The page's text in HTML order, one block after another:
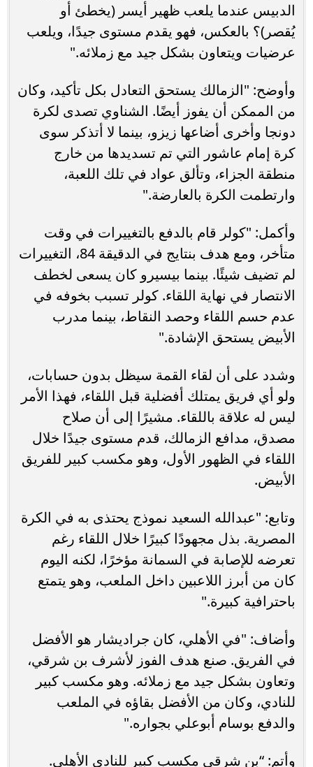
الدبيس عندما يلعب ظهير أيسر (يخطئ أو
يُقصر)؟ بالعكس، فهو يقدم مستوى جيدًا، ويلعب
عرضيات ويتعاون بشكل جيد مع زملائه."
وأوضح: "الزمالك يستحق التعادل بكل تأكيد، وكان
من الممكن أن يفوز أيضًا. الشناوي تصدى لكرة
دونجا وأخرى أضاعها زيزو، بينما لا أتذكر سوى
كرة إمام عاشور التي تم تسديدها من خارج
منطقة الجزاء، وتألق عواد في تلك اللعبة،
وارتطمت الكرة بالعارضة."
وأكمل: "كولر قام بالدفع بالتغييرات في وقت
متأخر، ومع هدف بنتايج في الدقيقة 84، التغييرات
لم تضيف شيئًا. بينما بيسيرو كان يسعى لخطف
الانتصار في نهاية اللقاء. كولر تسبب بخوفه في
عدم حسم اللقاء وحصد النقاط، بينما مدرب
الأبيض يستحق الإشادة."
وشدد على أن لقاء القمة سيظل بدون حسابات،
ولو أي فريق يمتلك أفضلية قبل اللقاء، فهذا الأمر
ليس له علاقة باللقاء. مشيرًا إلى أن صلاح
مصدق، مدافع الزمالك، قدم مستوى جيدًا خلال
اللقاء في الظهور الأول، وهو مكسب كبير للفريق
الأبيض.
وتابع: "عبدالله السعيد نموذج يحتذى به في الكرة
المصرية. بذل مجهودًا كبيرًا خلال اللقاء رغم
تعرضه للإصابة في السمانة مؤخرًا، لكنه اليوم
كان من أبرز اللاعبين داخل الملعب، وهو يتمتع
باحترافية كبيرة."
وأضاف: "في الأهلي، كان جراديشار هو الأفضل
في الفريق. صنع هدف الفوز لأشرف بن شرقي،
وتعاون بشكل جيد مع زملائه. وهو مكسب كبير
للنادي، وكان من الأفضل بقاؤه في الملعب
والدفع بوسام أبوعلي بجواره."
وأتم: “بن شرقي مكسب كبير للنادي الأهلي.